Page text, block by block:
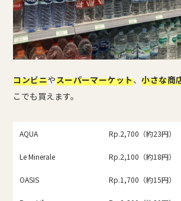
コンビニやスーパーマーケット、小さな商
こでも買えます。
AQUA Rp.2,700（約23円）
Le Minerale Rp.2,100（約18円）
OASIS Rp.1,700（約15円）